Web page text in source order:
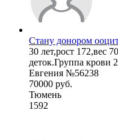
Стану донором
30 лет,рост 172,вес
деток.Группа крови
Евгения №56238
70000 руб.
Тюмень
1592